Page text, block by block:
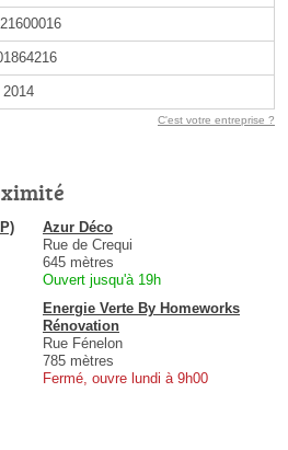
2014
C'est votre entreprise ?
Azur Déco
Rue de Crequi
645 mètres
Ouvert jusqu'à 19h
Energie Verte By Homeworks
Rénovation
Rue Fénelon
785 mètres
Fermé, ouvre lundi à 9h00